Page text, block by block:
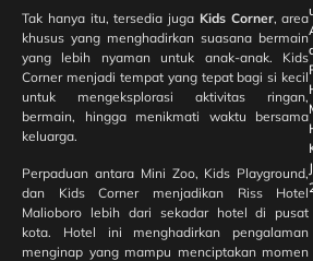
Tak hanya itu, tersedia juga Kids Corner, area
khusus yang menghadirkan suasana bermain
yang lebih nyaman untuk anak-anak. Kids
Corner menjadi tempat yang tepat bagi si kecil
untuk mengeksplorasi aktivitas ringan,
bermain, hingga menikmati waktu bersama
keluarga.
Perpaduan antara Mini Zoo, Kids Playground,
dan Kids Corner menjadikan Riss Hotel
Malioboro lebih dari sekadar hotel di pusat
kota. Hotel ini menghadirkan pengalaman
menginap yang mampu menciptakan momen